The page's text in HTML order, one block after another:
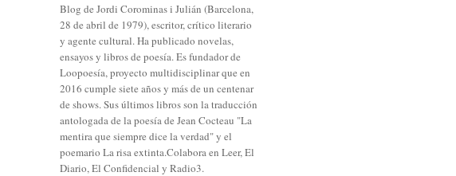
Blog de Jordi Corominas i Julián (Barcelona,
28 de abril de 1979), escritor, crítico literario
y agente cultural. Ha publicado novelas,
ensayos y libros de poesía. Es fundador de
Loopoesía, proyecto multidisciplinar que en
2016 cumple siete años y más de un centenar
de shows. Sus últimos libros son la traducción
antologada de la poesía de Jean Cocteau "La
mentira que siempre dice la verdad" y el
poemario La risa extinta.Colabora en Leer, El
Diario, El Confidencial y Radio3.